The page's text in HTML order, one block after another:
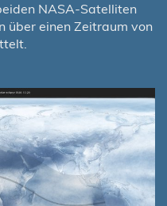
NASA-Satelliten
über einen Zeitraum von